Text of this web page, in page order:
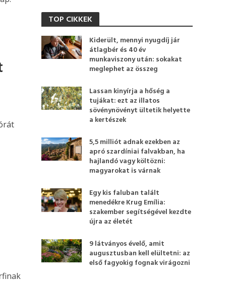
TOP CIKKEK
Kiderült, mennyi nyugdíj jár
átlagbér és 40 év
munkaviszony után: sokakat
meglephet az összeg
Lassan kinyírja a hőség a
tujákat: ezt az illatos
sövénynövényt ültetik helyette
a kertészek
5,5 milliót adnak ezekben az
apró szardíniai falvakban, ha
hajlandó vagy költözni:
magyarokat is várnak
Egy kis faluban talált
menedékre Krug Emília:
szakember segítségével kezdte
újra az életét
9 látványos évelő, amit
augusztusban kell elültetni: az
első fagyokig fognak virágozni